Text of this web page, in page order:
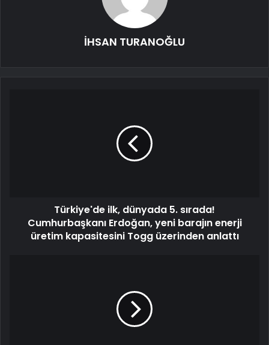
İHSAN TURANOĞLU
Türkiye'de ilk, dünyada 5. sırada!
Cumhurbaşkanı Erdoğan, yeni barajın enerji
üretim kapasitesini Togg üzerinden anlattı